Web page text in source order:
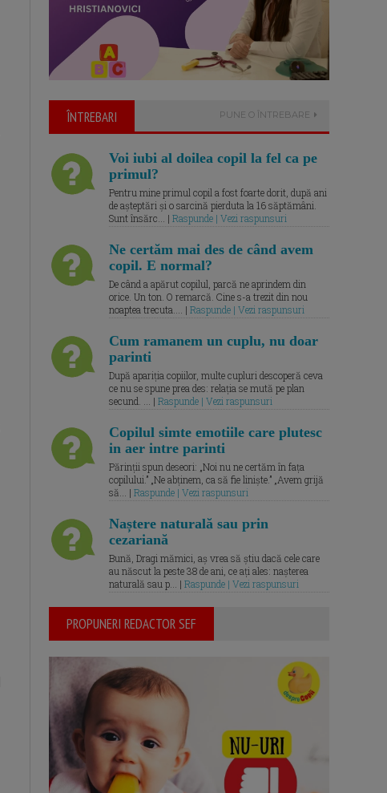
ÎNTREBARI PUNE O ÎNTREBARE
Voi iubi al doilea copil la fel ca pe
primul?
Pentru mine primul copil a fost foarte dorit, după ani
de așteptări și o sarcină pierduta la 16 săptămâni.
Sunt însărc... | Raspunde | Vezi raspunsuri
Ne certăm mai des de când avem
copil. E normal?
De când a apărut copilul, parcă ne aprindem din
orice. Un ton. O remarcă. Cine s-a trezit din nou
noaptea trecuta.... | Raspunde | Vezi raspunsuri
Cum ramanem un cuplu, nu doar
parinti
După apariția copiilor, multe cupluri descoperă ceva
ce nu se spune prea des: relația se mută pe plan
secund. ... | Raspunde | Vezi raspunsuri
Copilul simte emotiile care plutesc
in aer intre parinti
Părinții spun deseori: „Noi nu ne certăm în fața
copilului.” „Ne abținem, ca să fie liniște.” „Avem grijă
să... | Raspunde | Vezi raspunsuri
Naștere naturală sau prin
cezariană
Bună, Dragi mămici, aș vrea să știu dacă cele care
au născut la peste 38 de ani, ce ați ales: nașterea
naturală sau p... | Raspunde | Vezi raspunsuri
PROPUNERI REDACTOR SEF